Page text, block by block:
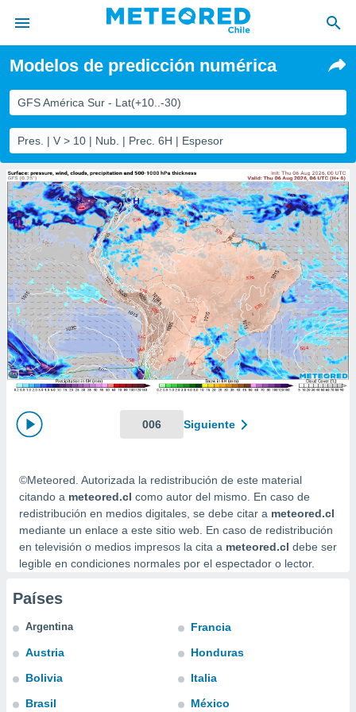
por
para
la
que se
calidad.
a este
las
y
forma
digital
basada
permite
seguir
botón
a la
la
todas
ya sean
nos
y análisis
así como
perfil
y
CONFIGURACIÓN
Modelos de predicción numérica
GFS América Sur - Lat(+10..-30)
Pres. | V > 10 | Nub. | Prec. 6H | Espesor
006 Siguiente
©Meteored. Autorizada la redistribución de este material
citando a meteored.cl como autor del mismo. En caso de
redistribución en medios digitales, se debe citar a meteored.cl
mediante un enlace a este sitio web. En caso de redistribución
en televisión o medios impresos la cita a meteored.cl debe ser
legible en condiciones normales por el espectador o lector.
Países
Argentina
Austria
Bolivia
Brasil
Francia
Honduras
Italia
México